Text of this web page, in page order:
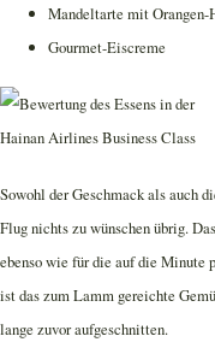
Mandeltarte mit Orangen-
Gourmet-Eiscreme
Sowohl der Geschmack als auch
Flug nichts zu wünschen übrig.
ebenso wie für die auf die
ist das zum Lamm gereichte
lange zuvor aufgeschnitten.